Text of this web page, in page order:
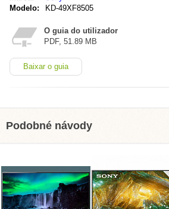
Modelo:
KD-49XF8505
O guia do utilizador
PDF, 51.89 MB
Baixar o guia
Podobné návody